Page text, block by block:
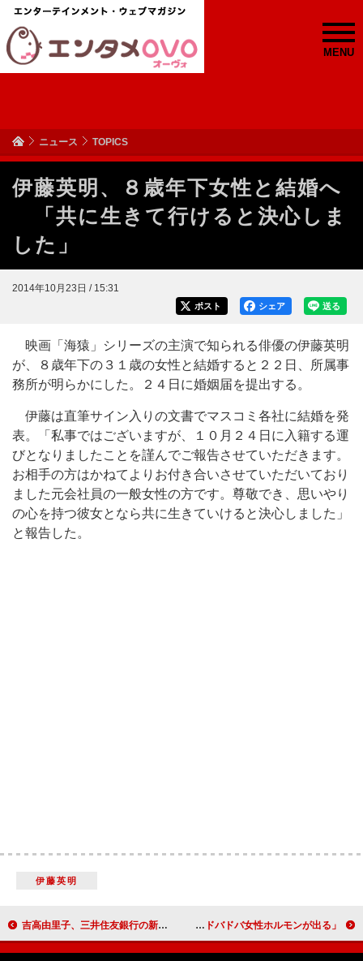
MENU
ニュース TOPICS
伊藤英明、８歳年下女性と結婚へ
「共に生きて行けると決心しま
した」
2014年10月23日 / 15:31
送る
シェア
ポスト
映画「海猿」シリーズの主演で知られる俳優の伊藤英明
が、８歳年下の３１歳の女性と結婚すると２２日、所属事
務所が明らかにした。２４日に婚姻届を提出する。
伊藤は直筆サイン入りの文書でマスコミ各社に結婚を発
表。「私事ではございますが、１０月２４日に入籍する運
びとなりましたことを謹んでご報告させていただきます。
お相手の方はかねてよりお付き合いさせていただいており
ました元会社員の一般女性の方です。尊敬でき、思いやり
の心を持つ彼女となら共に生きていけると決心しました」
と報告した。
伊藤英明
吉高由里子、三井住友銀行の新ＣＭキャラクターに 豪華な顔ぶれと共演 佐々木希、キティちゃんと初対面で大興奮 バービーは「ドバドバ女性ホルモンが出る」